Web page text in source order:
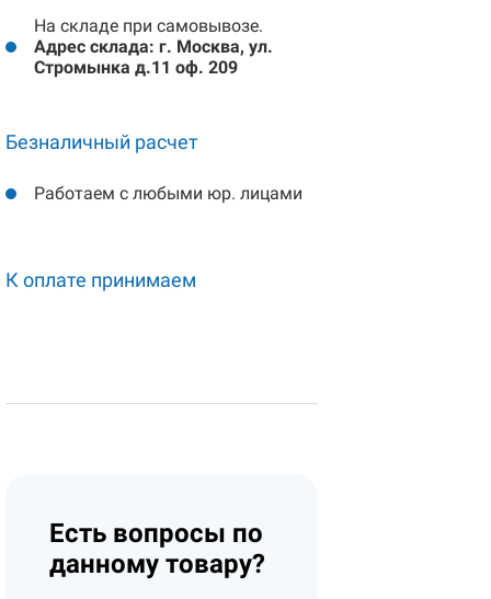
На складе при самовывозе.
Адрес склада: г. Москва, ул.
Стромынка д.11 оф. 209
Безналичный расчет
Работаем с любыми юр. лицами
К оплате принимаем
Есть вопросы по
данному товару?